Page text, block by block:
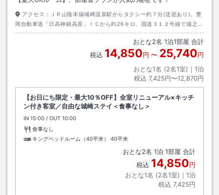
アクセス：
ＪＲ山陰本線城崎温泉駅からタクシー約７分(送迎あり)。豊
岡自動車道「日高神鍋高原」ＩＣから約26キロ、国道３１２号線で城之崎
温泉方面へ。
おとな2名 1泊1部屋 合計
税込 14,850円 〜 25,740円
おとな1名 (2名1室)｜ 1泊
税込 7,425円〜12,870円
【お日にち限定・最大10％OFF】全室リニューアル×キッチ
ン付き客室／自由な城崎ステイ＜食事なし＞
IN チェックイン
15:00 / OUT チェックアウト
10:00
食事なし
キングベッドルーム（40平米）
40平米
おとな2名 1泊 1部屋 合計
税込 14,850円
おとな1名 (2名1室)｜ 1泊
税込 7,425円